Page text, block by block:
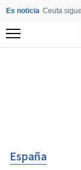
Es noticia Ceuta
Menú
España